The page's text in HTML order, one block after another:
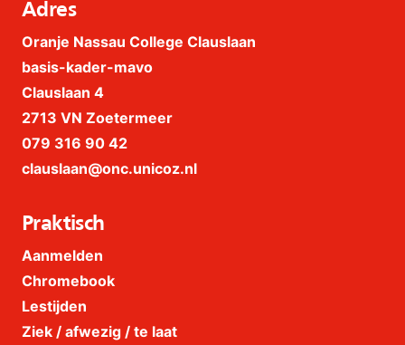
Adres
Oranje Nassau College Clauslaan
basis-kader-mavo
Clauslaan 4
2713 VN Zoetermeer
079 316 90 42
clauslaan@onc.unicoz.nl
Praktisch
Aanmelden
Chromebook
Lestijden
Ziek / afwezig / te laat